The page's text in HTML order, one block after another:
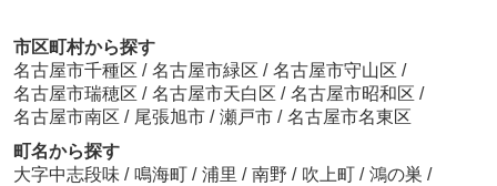
市区町村から探す
名古屋市千種区 / 名古屋市緑区 / 名古屋市守山区 /
名古屋市瑞穂区 / 名古屋市天白区 / 名古屋市昭和区 /
名古屋市南区 / 尾張旭市 / 瀬戸市 / 名古屋市名東区
町名から探す
大字中志段味 / 鳴海町 / 浦里 / 南野 / 吹上町 / 鴻の巣 /